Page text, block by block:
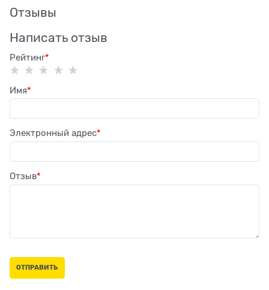
Отзывы
Написать отзыв
Рейтинг
Имя
Электронный адрес
Отзыв